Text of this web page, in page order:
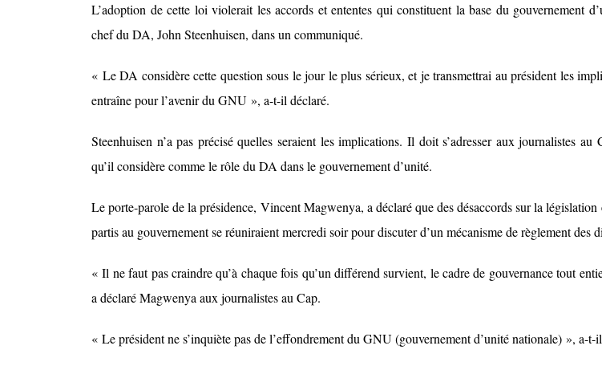
L’adoption de cette loi violerait les accords et ententes qui constituent la base du gouvernement
chef du DA, John Steenhuisen, dans un communiqué.
« Le DA considère cette question sous le jour le plus sérieux, et je transmettrai au président les
entraîne pour l’avenir du GNU », a-t-il déclaré.
Steenhuisen n’a pas précisé quelles seraient les implications. Il doit s’adresser aux journalistes
qu’il considère comme le rôle du DA dans le gouvernement d’unité.
Le porte-parole de la présidence, Vincent Magwenya, a déclaré que des désaccords sur la
partis au gouvernement se réuniraient mercredi soir pour discuter d’un mécanisme de règlement des
« Il ne faut pas craindre qu’à chaque fois qu’un différend survient, le cadre de gouvernance tout
a déclaré Magwenya aux journalistes au Cap.
« Le président ne s’inquiète pas de l’effondrement du GNU (gouvernement d’unité nationale) », a-t-